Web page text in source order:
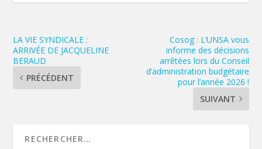
LA VIE SYNDICALE :
ARRIVÉE DE JACQUELINE
BERAUD
PRÉCÉDENT
Cosog : L’UNSA vous
informe des décisions
arrêtées lors du Conseil
d’administration budgétaire
pour l’année 2026 !
SUIVANT